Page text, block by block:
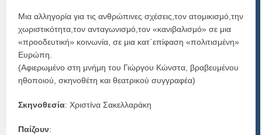
Μια αλληγορία για τις ανθρώπινες σχέσεις,τον ατομικισμό,την
χωριστικότητα,τον ανταγωνισμό,τον «κανιβαλισμό» σε μια
«προοδευτική» κοινωνία, σε μια κατ΄επίφαση «πολιτισμένη»
Ευρώπη.
(Αφιερωμένο στη μνήμη του Γιώργου Κώνστα, βραβευμένου
ηθοποιού, σκηνοθέτη και θεατρικού συγγραφέα)
Σκηνοθεσία: Χριστίνα Σακελλαράκη
Παίζουν: